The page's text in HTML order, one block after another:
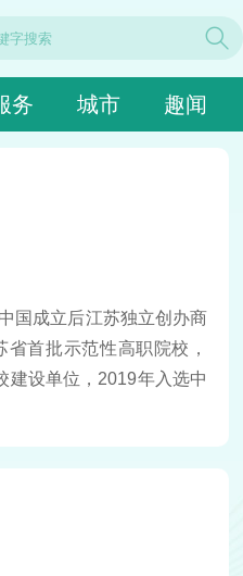
务 城市 趣闻
国成立后江苏独立创办商
首批示范性高职院校，
建设单位，2019年入选中